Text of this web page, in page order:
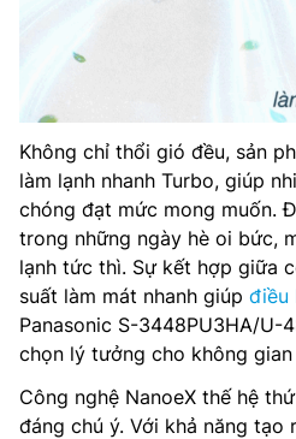
Không chỉ thổi gió đều, sản
làm lạnh nhanh Turbo, giúp
chóng đạt mức mong muốn.
trong những ngày hè oi bức,
lạnh tức thì. Sự kết hợp giữa
suất làm mát nhanh giúp điều
Panasonic S-3448PU3HA/U-
chọn lý tưởng cho không gian
Công nghệ NanoeX thế hệ
đáng chú ý. Với khả năng tạo